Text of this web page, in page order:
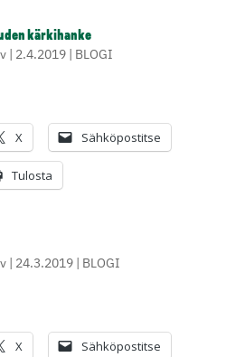
kärkihanke
| 2.4.2019| BLOGI
X Sähköpostitse
Tulosta
| 24.3.2019| BLOGI
X Sähköpostitse